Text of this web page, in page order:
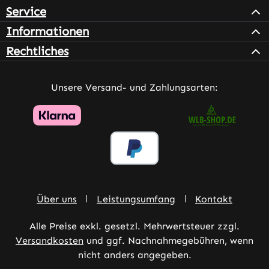
Service
Informationen
Rechtliches
Unsere Versand- und Zahlungsarten:
Über uns Leistungsumfang Kontakt
Alle Preise exkl. gesetzl. Mehrwertsteuer zzgl.
Versandkosten und ggf. Nachnahmegebühren, wenn
nicht anders angegeben.